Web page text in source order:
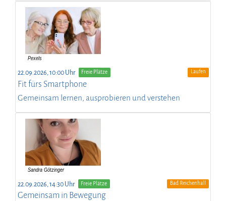
22.09.2026, 10:00 Uhr Freie Plätze Laufen
Fit fürs Smartphone
Gemeinsam lernen, ausprobieren und verstehen
22.09.2026, 14:30 Uhr Freie Plätze Bad Reichenhall
Gemeinsam in Bewegung